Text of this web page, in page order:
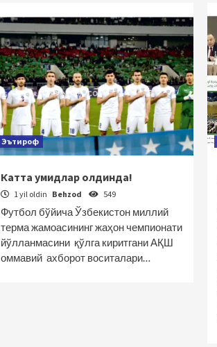
Эътироф
Катта умидлар олдинда!
1 yil oldin Behzod 549
Футбол бўйича Ўзбекистон миллий
терма жамоасининг жаҳон чемпионати
йўлланмасини қўлга киритгани АҚШ
оммавий ахборот воситалари…